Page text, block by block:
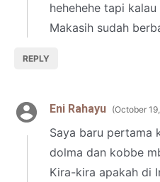
hehehehe tapi
Makasih sudah
REPLY
Eni Rahayu October
Saya baru pertama
dolma dan kobbe
Kira-kira apakah di